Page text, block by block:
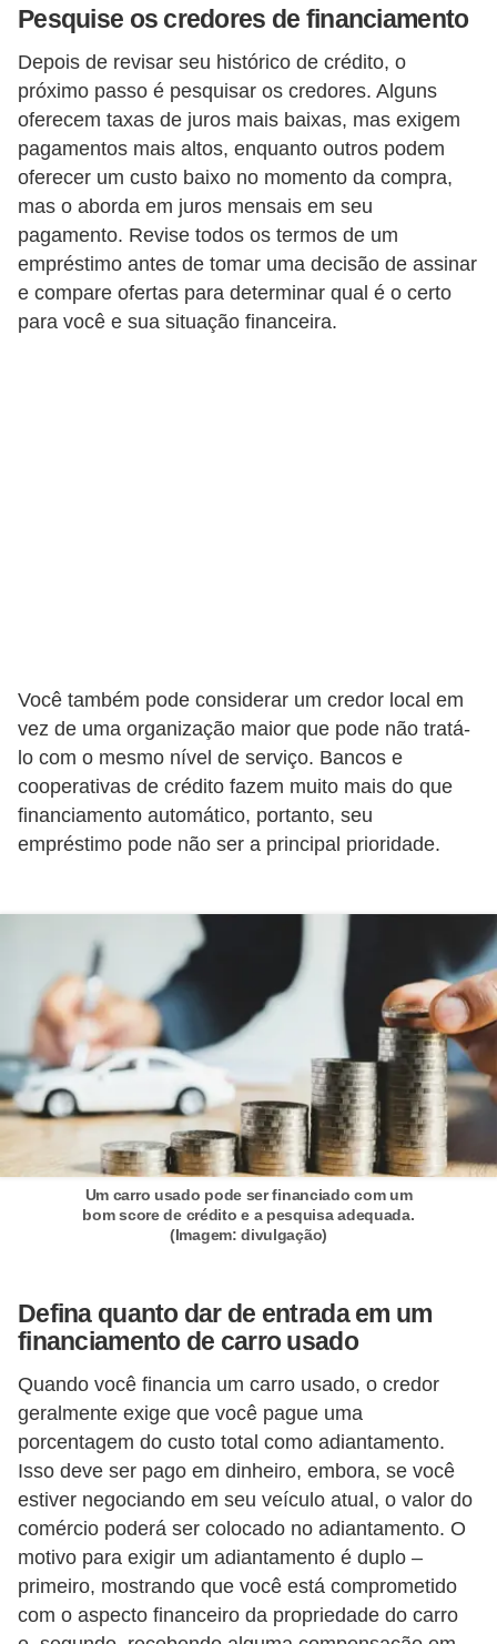
Pesquise os credores de financiamento
Depois de revisar seu histórico de crédito, o
próximo passo é pesquisar os credores. Alguns
oferecem taxas de juros mais baixas, mas exigem
pagamentos mais altos, enquanto outros podem
oferecer um custo baixo no momento da compra,
mas o aborda em juros mensais em seu
pagamento. Revise todos os termos de um
empréstimo antes de tomar uma decisão de assinar
e compare ofertas para determinar qual é o certo
para você e sua situação financeira.
Você também pode considerar um credor local em
vez de uma organização maior que pode não tratá-
lo com o mesmo nível de serviço. Bancos e
cooperativas de crédito fazem muito mais do que
financiamento automático, portanto, seu
empréstimo pode não ser a principal prioridade.
Um carro usado pode ser financiado com um
bom score de crédito e a pesquisa adequada.
(Imagem: divulgação)
Defina quanto dar de entrada em um
financiamento de carro usado
Quando você financia um carro usado, o credor
geralmente exige que você pague uma
porcentagem do custo total como adiantamento.
Isso deve ser pago em dinheiro, embora, se você
estiver negociando em seu veículo atual, o valor do
comércio poderá ser colocado no adiantamento. O
motivo para exigir um adiantamento é duplo –
primeiro, mostrando que você está comprometido
com o aspecto financeiro da propriedade do carro
c
a
e
m
a
n
u
t
e
n
s
M
o
t
s
c
o
o
t
o
t
c
i
a
s
s
o
b
r